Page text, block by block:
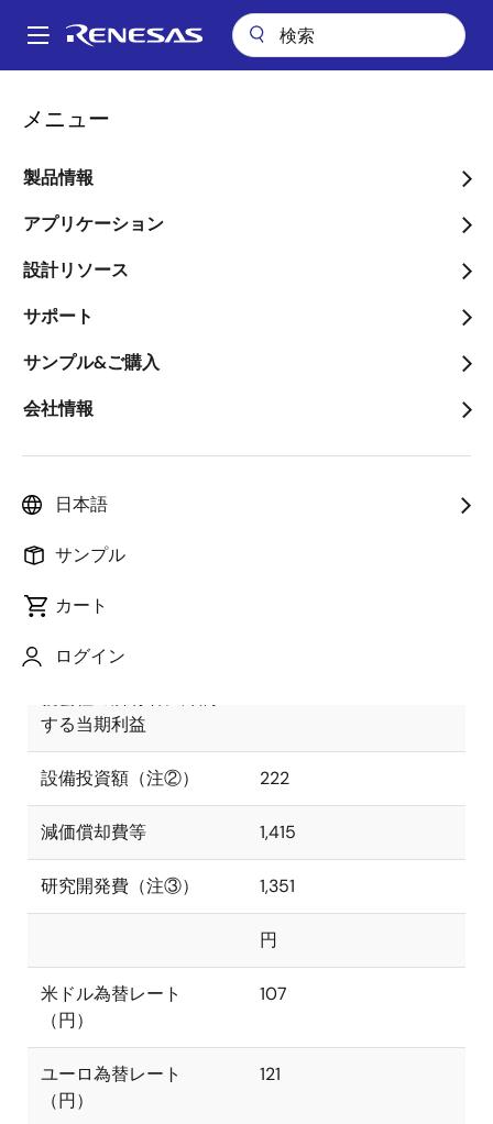
ン
Main
メニュー
製品情報
アプリケーション
設計リソース
サポート
サンプル&ご購入
会社情報
日本語
サンプル
カート
ログイン
パ
ン
く
ず
(IFRS)
2021年2月10日
（自 2020年１月１日
営業利益
する当期利益
設備投資額（注②） 222
減価償却費等 1,415
研究開発費（注③） 1,351
円
米ドル為替レート
（円）
107
ユーロ為替レート
（円）
121